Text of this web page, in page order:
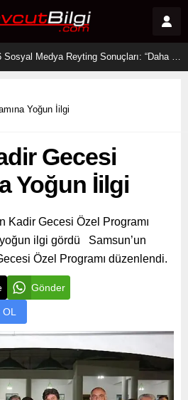
2 Ağustos 2026 Sosyal Medya Reyting Sonuçları: “Daha 17” Ekranlara Ambargo Koydu!
Yoğun İilgi
Gecesi
Yoğun İilgi
Kadir Gecesi Özel Programı
ilgi gördü Samsun’un
Özel Programı düzenlendi.
Gönder